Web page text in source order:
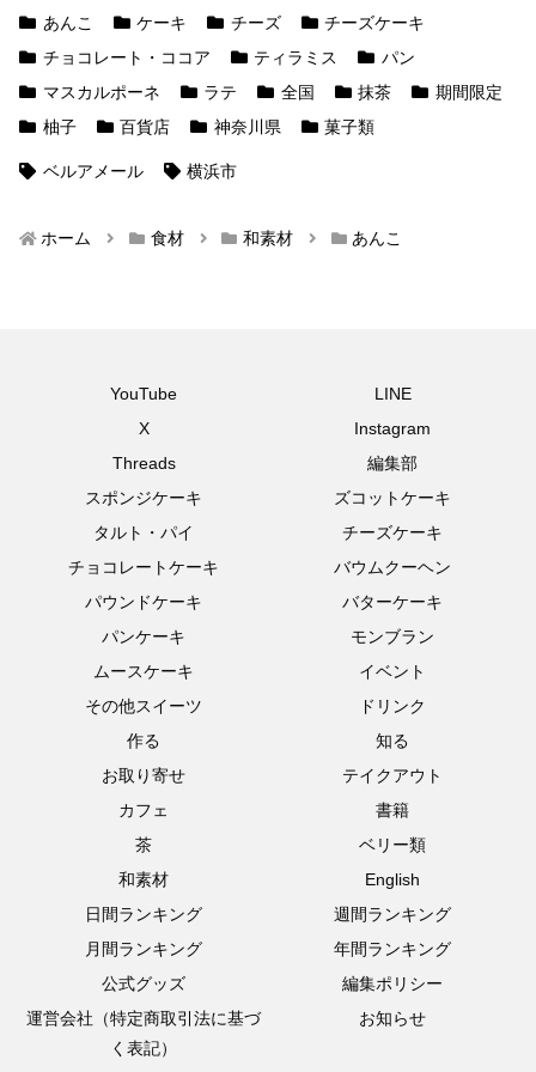
あんこ ケーキ チーズ
チーズケーキ
チョコレート・ココア
ティラミス
パン
マスカルポーネ
ラテ 全国 抹茶
期間限定
柚子
百貨店 神奈川県 菓子類
ベルアメール 横浜市
ホーム 食材 和素材 あんこ
YouTube
LINE
X
Instagram
Threads
編集部
スポンジケーキ
ズコットケーキ
タルト・パイ
チーズケーキ
チョコレートケーキ
バウムクーヘン
パウンドケーキ
バターケーキ
パンケーキ
モンブラン
ムースケーキ
イベント
その他スイーツ
ドリンク
作る
知る
お取り寄せ
テイクアウト
カフェ
書籍
茶
ベリー類
和素材
English
日間ランキング
週間ランキング
月間ランキング
年間ランキング
公式グッズ
編集ポリシー
運営会社（特定商取引法に基づ
く表記）
お知らせ